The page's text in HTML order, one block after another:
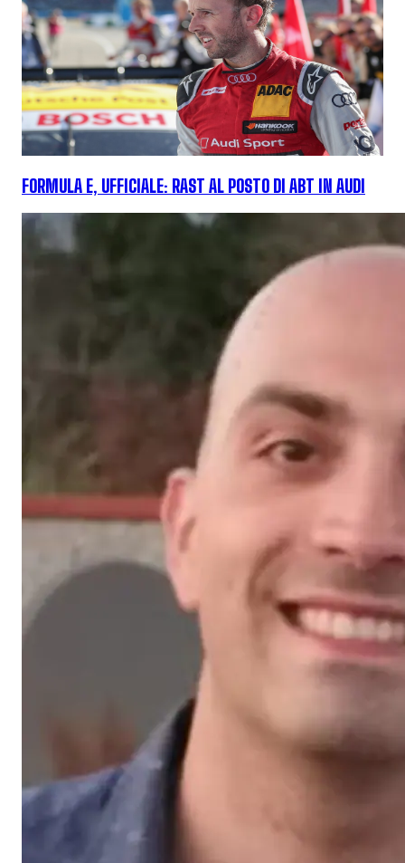
FORMULA E, UFFICIALE: RAST AL POSTO DI ABT IN AUDI